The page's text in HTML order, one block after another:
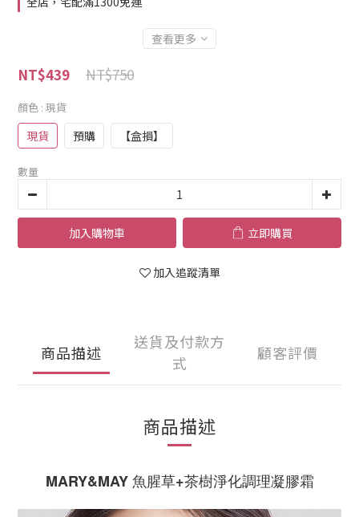
查看更多
NT$750
NT$439
顏色 : 現貨
現貨 預購 【盒損】
數量
加入購物車 立即購買
加入追蹤清單
商品描述
送貨及付款方
式
顧客評價
商品描述
MARY&MAY 魚腥草+茶樹淨化調理凝膠霜